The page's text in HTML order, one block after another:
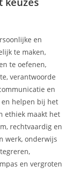
en
te maken,
te oefenen,
verantwoorde
en
en helpen bij het
ethiek maakt het
rechtvaardig en
werk, onderwijs
en vergroten